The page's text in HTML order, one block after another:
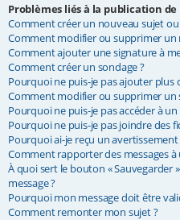
Problèmes liés à la publication de
Comment créer un nouveau sujet
Comment modifier ou supprimer un
Comment ajouter une signature à
Comment créer un sondage ?
Pourquoi ne puis-je pas ajouter plus
Comment modifier ou supprimer un
Pourquoi ne puis-je pas accéder à
Pourquoi ne puis-je pas joindre des
Pourquoi ai-je reçu un avertissement
Comment rapporter des messages
À quoi sert le bouton « Sauvegarder
message ?
Pourquoi mon message doit être
Comment remonter mon sujet ?